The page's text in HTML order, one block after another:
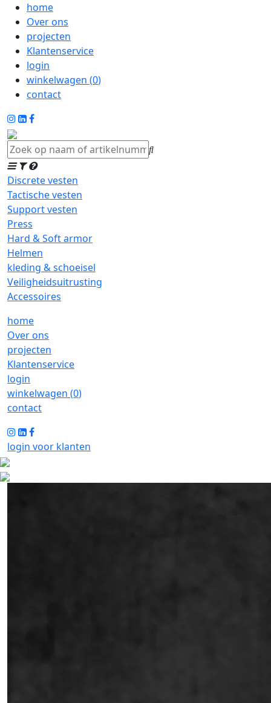
home
Over ons
projecten
Klantenservice
login
winkelwagen (0)
contact
Discrete vesten
Tactische vesten
Support vesten
Press
Hard & Soft armor
Helmen
kleding & schoeisel
Veiligheidsuitrusting
Accessoires
home
Over ons
projecten
Klantenservice
login
winkelwagen (0)
contact
login voor klanten